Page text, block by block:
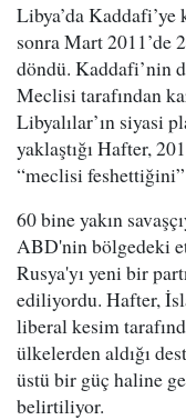
Libya’da Kaddafi’ye
sonra Mart 2011’de
döndü. Kaddafi’nin
Meclisi tarafından
Libyalılar’ın siyasi
yaklaştığı Hafter,
“meclisi
60 bine yakın
ABD'nin bölgedeki
Rusya'yı yeni bir
ediliyordu. Hafter,
liberal kesim
ülkelerden aldığı
üstü bir güç haline
belirtiliyor.